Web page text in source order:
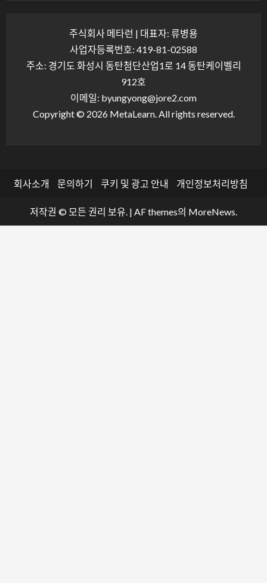
주식회사 메타런 | 대표자: 류병용
사업자등록번호: 419-81-02588
주소: 경기도 화성시 동탄첨단산업1로 14 동탄케이벨리
912호
이메일: byungyong@jore2.com
Copyright © 2026 MetaLearn. All rights reserved.
회사소개 문의하기 쿠키 및 광고 안내 개인정보처리방침
저작권 © 모든 권리 보유. | AF themes의 MoreNews.